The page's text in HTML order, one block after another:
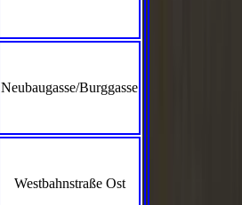
Neubaugasse/Burggasse
Westbahnstraße Ost